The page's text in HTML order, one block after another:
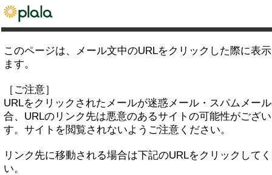
このページは、メール文中のURLをクリックした際に表
ます。
［ご注意］
URLをクリックされたメールが迷惑メール・スパムメー
合、URLのリンク先は悪意のあるサイトの可能性がござ
す。サイトを閲覧されないようご注意ください。
リンク先に移動される場合は下記のURLをクリックして
い。